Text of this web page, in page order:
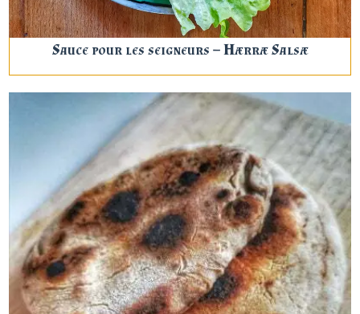
Sauce pour les seigneurs – Hærræ Salsæ